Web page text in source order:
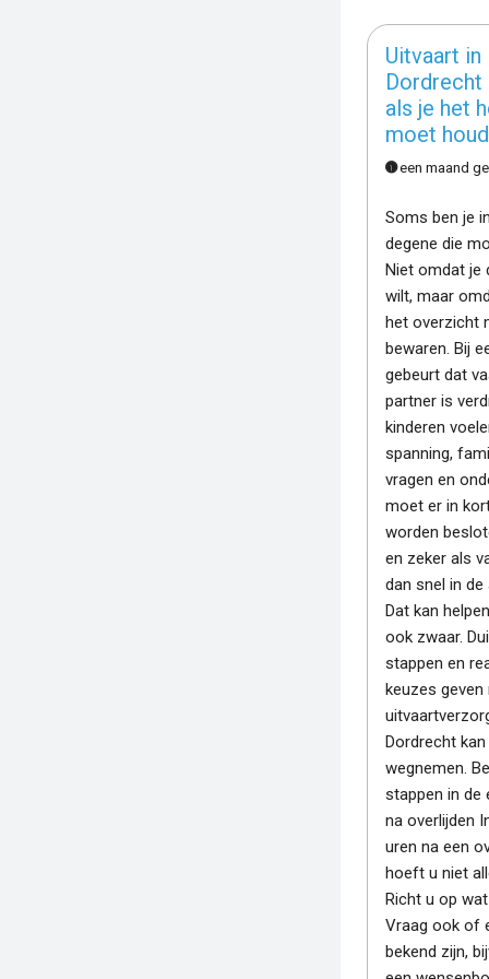
Uitvaart in
Dordrecht
als je het
moet
een maand
Soms ben je
degene die
Niet omdat je
wilt, maar
het overzicht
bewaren. Bij
gebeurt dat
partner is
kinderen
spanning,
vragen en
moet er in
worden
en zeker als
dan snel in de
Dat kan
ook zwaar.
stappen en
keuzes geven
Dordrecht
wegnemen.
stappen in de
na overlijden
uren na een
hoeft u niet
Richt u op
Vraag ook of
bekend zijn,